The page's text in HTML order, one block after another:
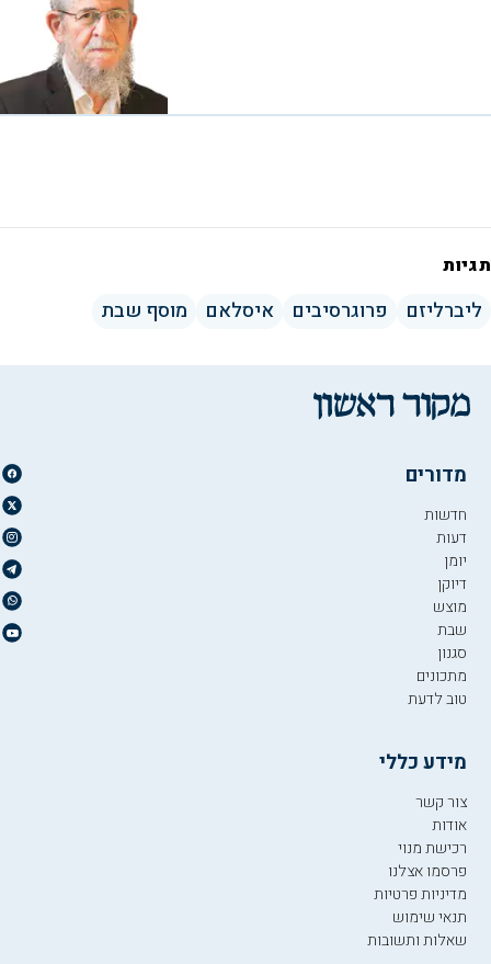
תגיות
ליברליזם פרוגרסיבים איסלאם מוסף שבת
מדורים
חדשות
דעות
יומן
דיוקן
מוצש
שבת
סגנון
מתכונים
טוב לדעת
מידע כללי
צור קשר
אודות
רכישת מנוי
פרסמו אצלנו
מדיניות פרטיות
תנאי שימוש
שאלות ותשובות